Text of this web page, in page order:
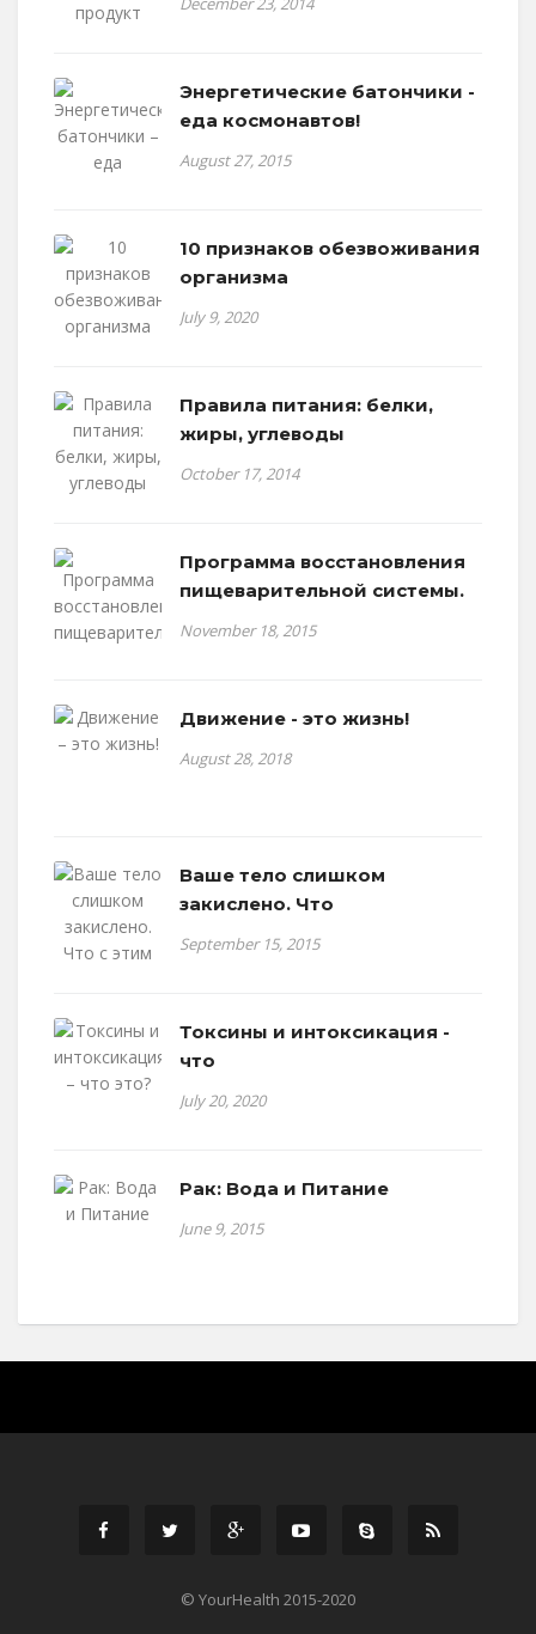
Энергетические батончики -
еда космонавтов!
August 27, 2015
10 признаков обезвоживания
организма
July 9, 2020
Правила питания: белки,
жиры, углеводы
October 17, 2014
Программа восстановления
пищеварительной системы.
November 18, 2015
Движение - это жизнь!
August 28, 2018
Ваше тело слишком
закислено. Что
September 15, 2015
Токсины и интоксикация -
что
July 20, 2020
Рак: Вода и Питание
June 9, 2015
© YourHealth 2015-2020